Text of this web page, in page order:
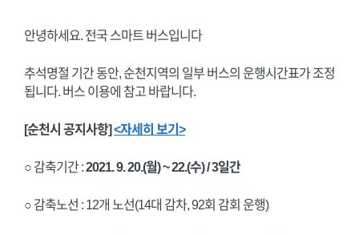
안녕하세요. 전국 스마트 버스입니다
추석명절 기간 동안, 순천지역의 일부 버스의 운행시간표가 조정
됩니다. 버스 이용에 참고 바랍니다.
[순천시 공지사항] <자세히 보기>
○ 감축기간 :2021. 9. 20.(월) ~ 22.(수) / 3일간
○ 감축노선 : 12개 노선(14대 감차, 92회 감회 운행)